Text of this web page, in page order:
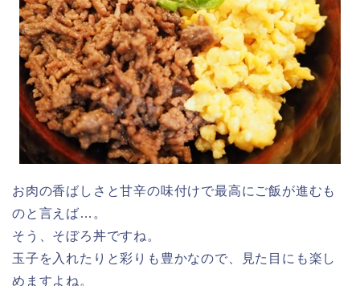
お肉の香ばしさと甘辛の味付けで最高にご飯が進むも
のと言えば…。
そう、 そぼろ丼ですね。
玉子を入れたりと彩りも豊かなので、見た目にも楽し
めますよね。